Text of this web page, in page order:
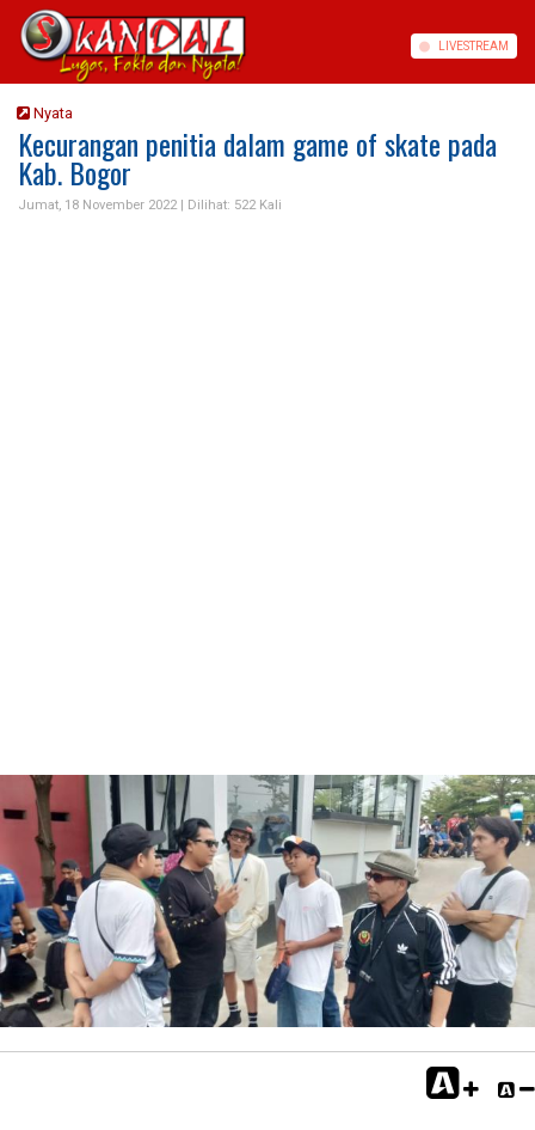
LIVESTREAM
Nyata
Kecurangan penitia dalam game of skate pada
Kab. Bogor
Jumat, 18 November 2022 | Dilihat: 522 Kali